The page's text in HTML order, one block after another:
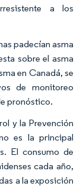
a los
padecían asma
sobre el asma
en Canadá, se
de monitoreo
pronóstico.
y la Prevención
es la principal
El consumo de
cada año,
a la exposición